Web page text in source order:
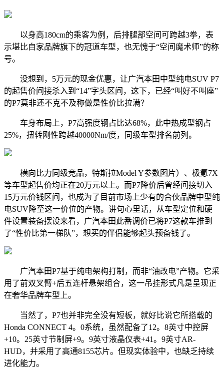
以身高180cm的乘客为例，后排腿部空间可跨越3拳，表
示堪比自家品牌旗下的冠道车型，也无愧于“空间魔术师”的称
号。
没想到，5万元的现金优惠，让广汽本田中型纯电SUV P7
的起售价间接杀入到“14”字头区间，这下，已经“叫好不叫座”
的P7莫非还不克不及称做是性价比拉满？
车身布局上，P7高强度钢占比达68%，此中热成型钢占
25%，扭转刚性跨越40000Nm/度，同级车型排名前列。
横向比力同级竞品，特斯拉Model Y参数图片）、极氪7X
等车型起售价均正在20万元以上。而P7降价后曾经间接切入
15万元价钱区间，也成为了目前市场上少有的合伙品牌中型纯
电SUV降至这一价位的产物。讲句心里话，从车型定位和硬
件设置装备摆设来看，广汽本田此番调价已将P7这款车推到
了“性价比第一梯队”，想买的伴侣能够起头预备钱了。
广汽本田P7基于纯电架构打制，而非“油改电”产物。它采
用了前双叉臂+后五连杆悬架组合，这一吊挂形式凡是呈现正
在奢华品牌车型上。
当然了，P7也并非完全没有短板，就好比说它所搭载的
Honda CONNECT 4。0系统，虽然配备了12。8英寸中控屏
+10。25英寸节制屏+9。9英寸液晶仪表+41。9英寸AR-
HUD，并采用了高通8155芯片。但现实体验中，也缺乏持续
进化能力。